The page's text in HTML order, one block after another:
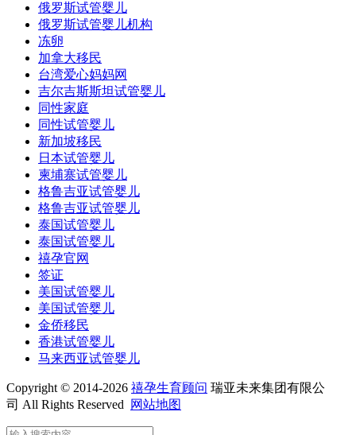
俄罗斯试管婴儿
俄罗斯试管婴儿机构
冻卵
加拿大移民
台湾爱心妈妈网
吉尔吉斯斯坦试管婴儿
同性家庭
同性试管婴儿
新加坡移民
日本试管婴儿
柬埔寨试管婴儿
格鲁吉亚试管婴儿
格鲁吉亚试管婴儿
泰国试管婴儿
泰国试管婴儿
禧孕官网
签证
美国试管婴儿
美国试管婴儿
金侨移民
香港试管婴儿
马来西亚试管婴儿
Copyright © 2014-2026 禧孕生育顾问 瑞亚未来集团有限公
司 All Rights Reserved
网站地图